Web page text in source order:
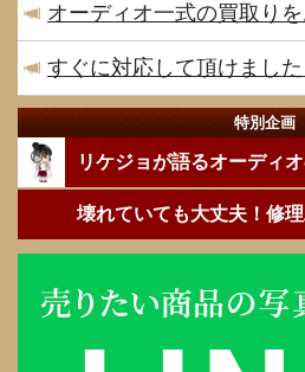
オーディオ一式の買取り
すぐに対応して頂けました
特別企画
リケジョが語るオーディ
壊れていても大丈夫！修